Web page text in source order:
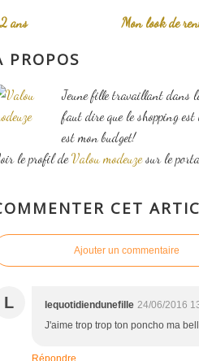
ans Mon look de
PROPOS
Jeune fille travaillant dans
faut dire que le shopping est
est mon budget!
le profil deValou modeuzesur le
CET
Ajouter un commentaire
L lequotidiendunefille 24/06/2016
J'aime trop trop ton poncho ma
Répondre